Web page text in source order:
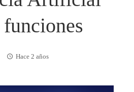
Hace 2 años